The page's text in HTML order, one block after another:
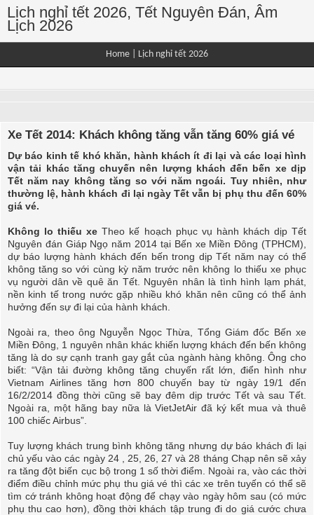
Lịch nghỉ tết 2026, Tết Nguyên Đán, Âm
Lịch 2026
Home Lịch nghỉ tết 2026
Xe Tết 2014: Khách không tăng vẫn tăng 60% giá vé
Dự báo kinh tế khó khăn, hành khách ít đi lại và các loại hình
vận tải khác tăng chuyến nên lượng khách đến bến xe dịp
Tết năm nay không tăng so với năm ngoái. Tuy nhiên, như
thường lệ, hành khách đi lại ngày Tết vẫn bị phụ thu đến 60%
giá vé.
Không lo thiếu xe Theo kế hoạch phục vụ hành khách dịp Tết
Nguyên đán Giáp Ngọ năm 2014 tại Bến xe Miền Đông (TPHCM),
dự báo lượng hành khách đến bến trong dịp Tết năm nay có thể
không tăng so với cùng kỳ năm trước nên không lo thiếu xe phục
vụ người dân về quê ăn Tết. Nguyên nhân là tình hình lạm phát,
nền kinh tế trong nước gặp nhiều khó khăn nên cũng có thể ảnh
hưởng đến sự đi lại của hành khách.
Ngoài ra, theo ông Nguyễn Ngọc Thừa, Tổng Giám đốc Bến xe
Miền Đông, 1 nguyên nhân khác khiến lượng khách đến bến không
tăng là do sự cạnh tranh gay gắt của ngành hàng không. Ông cho
biết: “Vận tải đường không tăng chuyến rất lớn, điển hình như
Vietnam Airlines tăng hơn 800 chuyến bay từ ngày 19/1 đến
16/2/2014 đồng thời cũng sẽ bay đêm dịp trước Tết và sau Tết.
Ngoài ra, một hãng bay nữa là VietJetAir đã ký kết mua và thuê
100 chiếc Airbus”.
Tuy lượng khách trung bình không tăng nhưng dự báo khách đi lại
chủ yếu vào các ngày 24 , 25, 26, 27 và 28 tháng Chạp nên sẽ xảy
ra tăng đột biến cục bộ trong 1 số thời điểm. Ngoài ra, vào các thời
điểm điều chỉnh mức phụ thu giá vé thì các xe trên tuyến có thể sẽ
tìm cớ tránh không hoạt động để chạy vào ngày hôm sau (có mức
phụ thu cao hơn), đồng thời khách tập trung đi do giá cước chưa